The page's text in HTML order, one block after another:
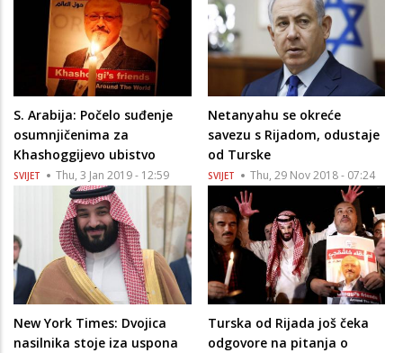
S. Arabija: Počelo suđenje
osumnjičenima za
Khashoggijevo ubistvo
SVIJET Thu, 3 Jan 2019 - 12:59
Netanyahu se okreće
savezu s Rijadom, odustaje
od Turske
SVIJET Thu, 29 Nov 2018 - 07:24
New York Times: Dvojica
nasilnika stoje iza uspona
Turska od Rijada još čeka
odgovore na pitanja o